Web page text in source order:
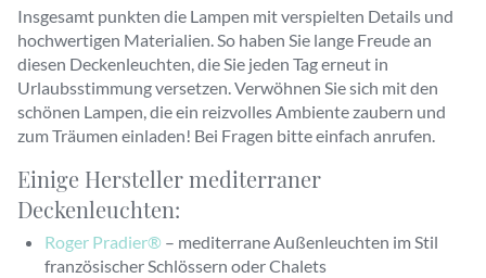
Insgesamt punkten die Lampen mit verspielten Details und
hochwertigen Materialien. So haben Sie lange Freude an
diesen Deckenleuchten, die Sie jeden Tag erneut in
Urlaubsstimmung versetzen. Verwöhnen Sie sich mit den
schönen Lampen, die ein reizvolles Ambiente zaubern und
zum Träumen einladen! Bei Fragen bitte einfach anrufen.
Einige Hersteller mediterraner
Deckenleuchten:
Roger Pradier® – mediterrane Außenleuchten im Stil
französischer Schlössern oder Chalets